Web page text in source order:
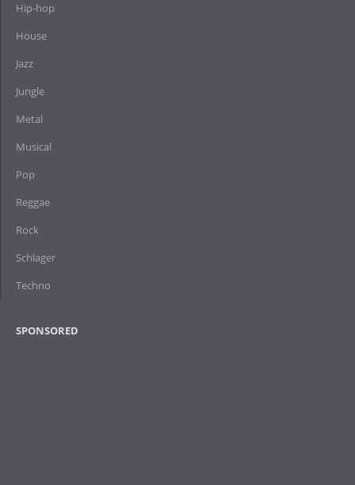
Hip-hop
House
Jazz
Jungle
Metal
Musical
Pop
Reggae
Rock
Schlager
Techno
SPONSORED